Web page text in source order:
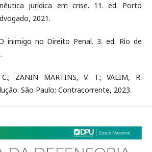
jurídica em crise. 11. ed. Porto
2021.
inimigo no Direito Penal. 3. ed. Rio de
ZANIN MARTINS, V. T.; VALIM, R.
São Paulo: Contracorrente, 2023.